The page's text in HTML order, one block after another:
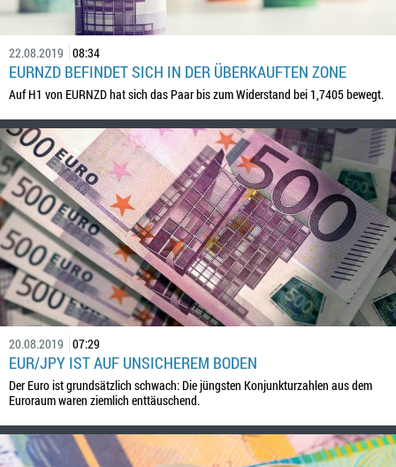
22.08.2019 08:34
EURNZD BEFINDET SICH IN DER ÜBERKAUFTEN ZONE
Auf H1 von EURNZD hat sich das Paar bis zum Widerstand bei 1,7405 bewegt.
20.08.2019 07:29
EUR/JPY IST AUF UNSICHEREM BODEN
Der Euro ist grundsätzlich schwach: Die jüngsten Konjunkturzahlen aus dem
Euroraum waren ziemlich enttäuschend.